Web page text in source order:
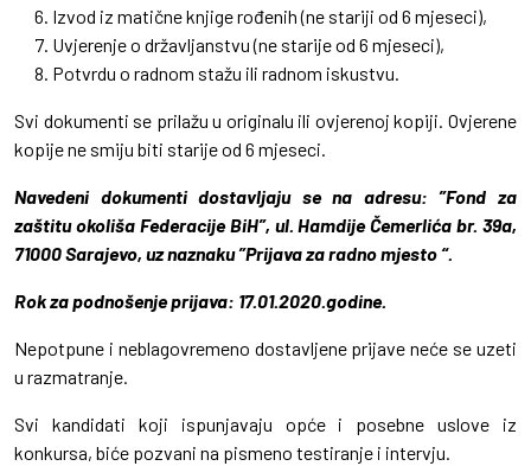
Izvod iz matične knjige rođenih (ne stariji od 6 mjeseci),
Uvjerenje o državljanstvu (ne starije od 6 mjeseci),
Potvrdu o radnom stažu ili radnom iskustvu.
Svi dokumenti se prilažu u originalu ili ovjerenoj kopiji. Ovjerene
kopije ne smiju biti starije od 6 mjeseci.
Navedeni dokumenti dostavljaju se na adresu: ”Fond za
zaštitu okoliša Federacije BiH”, ul. Hamdije Čemerlića br. 39a,
71000 Sarajevo, uz naznaku ”Prijava za radno mjesto “.
Rok za podnošenje prijava: 17.01.2020.godine.
Nepotpune i neblagovremeno dostavljene prijave neće se uzeti
u razmatranje.
Svi kandidati koji ispunjavaju opće i posebne uslove iz
konkursa, biće pozvani na pismeno testiranje i intervju.